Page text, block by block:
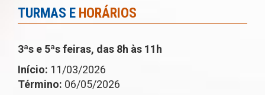
TURMAS E HORÁRIOS
3ªs e 5ªs feiras, das 8h às 11h
Início: 11/03/2026
Término: 06/05/2026